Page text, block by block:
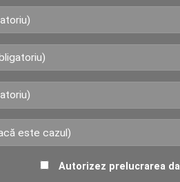
Autorizez prelucrarea